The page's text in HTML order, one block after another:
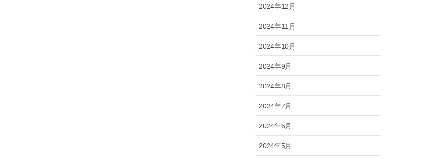
2024年12月
2024年11月
2024年10月
2024年9月
2024年8月
2024年7月
2024年6月
2024年5月